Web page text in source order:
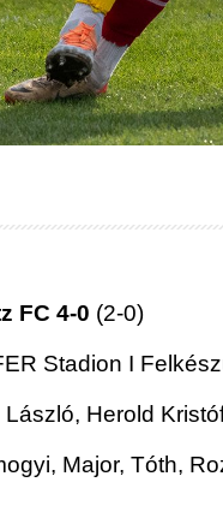
FC 4-0 (2-0)
Stadion I
Herold
Major, Tóth,